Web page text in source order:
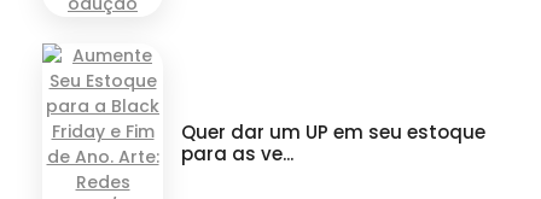
Quer dar um UP em seu estoque
para as ve...